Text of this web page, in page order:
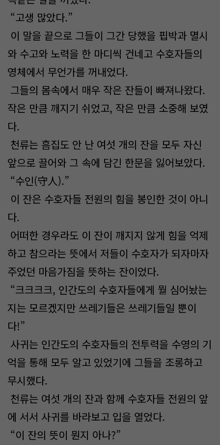
“고생 많았다.”
이 말을 끝으로 그들이 그간 당했을 핍박과 멸시
와 수고와 노력을 한 마디씩 건네고 수호자들의
영체에서 무언가를 꺼내었다.
그들의 몸속에서 매우 작은 잔들이 빠져나왔다.
작은 만큼 깨지기 쉬었고, 작은 만큼 소중해 보였
다.
천류는 흠집도 안 난 여섯 개의 잔을 모두 자신
앞으로 끌어와 그 속에 담긴 한문을 잃어보았다.
“수인(守人).”
이 잔은 수호자들 전원의 힘을 봉인한 것이 아니
다.
어떠한 경우라도 이 잔이 깨지지 않게 힘을 억제
하고 참으라는 뜻에서 저들이 수호자가 되자마자
주었던 마음가짐을 뜻하는 잔이었다.
“크크크크, 인간도의 수호자들에게 뭘 심어놨는
지는 모르겠지만 쓰레기들은 쓰레기들일 뿐이
다!”
사귀는 인간도의 수호자들의 전투력을 수영의 기
억을 통해 모두 알고 있었기에 그들을 조롱하고
무시했다.
천류는 여섯 개의 잔과 함께 수호자들 전원의 앞
에 서서 사귀를 바라보고 입을 열었다.
“이 잔의 뜻이 뭔지 아나?”